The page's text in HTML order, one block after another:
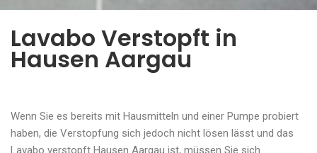
Lavabo Verstopft in
Hausen Aargau
Wenn Sie es bereits mit Hausmitteln und einer Pumpe probiert
haben, die Verstopfung sich jedoch nicht lösen lässt und das
Lavabo verstopft Hausen Aargau ist, müssen Sie sich